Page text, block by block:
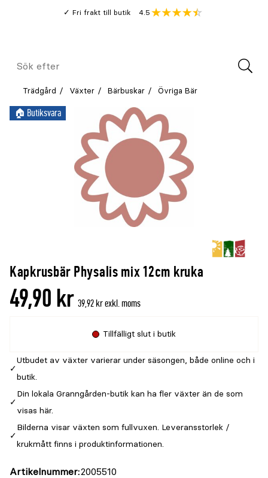
Fri frakt till butik
Genomsnitt
4.5
Meny
Sök
Trädgård Växter Bärbuskar Övriga Bär
Kapkrusbär Physalis mix 12cm kruka
49,90 kr 39,92 kr exkl. moms
Tillfälligt slut i butik
Utbudet av växter varierar under säsongen, både online och i
butik.
Din lokala Granngården-butik kan ha fler växter än de som
visas här.
Bilderna visar växten som fullvuxen. Leveransstorlek /
krukmått finns i produktinformationen.
Artikelnummer 2005510
🏠︎ Butiksvara